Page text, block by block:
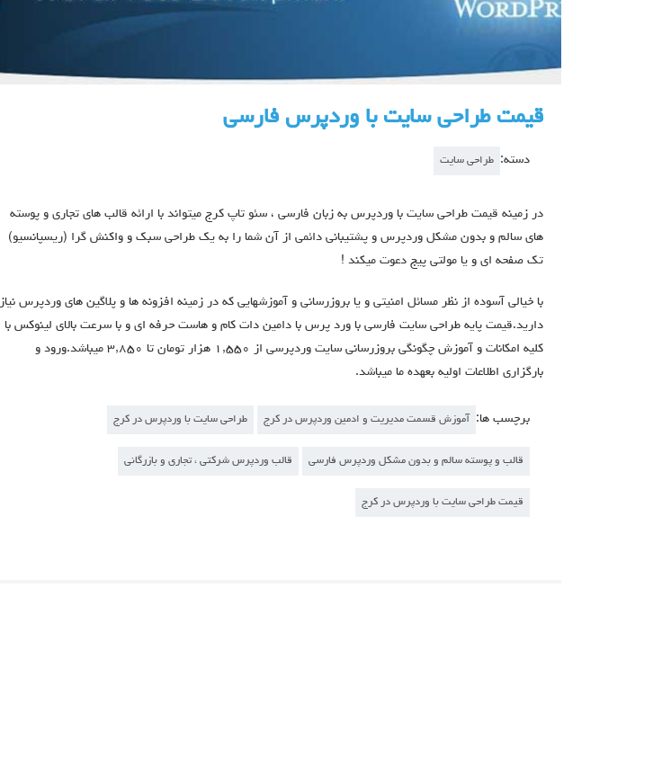
قیمت طراحی سایت با وردپرس فارسی
دسته: طراحی سایت
در زمینه قیمت طراحی سایت با وردپرس به زبان فارسی ، سئو تاپ کرج میتواند با ارائه قالب های تجاری و پوسته
های سالم و بدون مشکل وردپرس و پشتیبانی دائمی از آن شما را به یک طراحی سبک و واکنش گرا (ریسپانسیو)
تک صفحه ای و یا مولتی پیج دعوت میکند !
با خیالی آسوده از نظر مسائل امنیتی و یا بروزرسانی و آموزشهایی که در زمینه افزونه ها و پلاگین های وردپرس نیاز
دارید.قیمت پایه طراحی سایت فارسی با ورد پرس با دامین دات کام و هاست حرفه ای و با سرعت بالای لینوکس با
کلیه امکانات و آموزش چگونگی بروزرسانی سایت وردپرسی از ۱,۵۵۰ هزار تومان تا ۳,۸۵۰ میباشد.ورود و
بارگزاری اطلاعات اولیه بعهده ما میباشد.
برچسب ها: آموزش قسمت مدیریت و ادمین وردپرس در کرج طراحی سایت با وردپرس در کرج
قالب و پوسته سالم و بدون مشکل وردپرس فارسی قالب وردپرس شرکتی ، تجاری و بازرگانی
قیمت طراحی سایت با وردپرس در کرج